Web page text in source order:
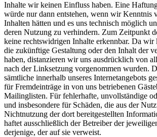
Inhalte wir keinen Einfluss haben. Eine
würde nur dann entstehen, wenn wir Kenntnis
Inhalten hätten und es uns technisch möglich
deren Nutzung zu verhindern. Zum Zeitpunkt
keine rechtswidrigen Inhalte erkennbar. Da wir
die zukünftige Gestaltung oder den Inhalt der
haben, distanzieren wir uns ausdrücklich von
nach der Linksetzung vorgenommen wurden.
sämtliche innerhalb unseres Internetangebots
für Fremdeinträge in von uns betriebenen
Mailinglisten. Für fehlerhafte, unvollständige
und insbesondere für Schäden, die aus der
Nichtnutzung der dort bereitgestellten
haftet ausschließlich der Betreiber der
derjenige, der auf sie verweist.